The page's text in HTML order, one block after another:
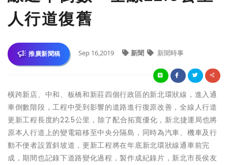
人行道復舊
推廣新聞稿 Sep 16,2019 新聞 新聞時事
橫跨新店、中和、板橋和新莊四個行政區的新北環狀線，進入通
車倒數階段，工程中受到影響的道路進行復原改善，全線人行道
更新工程長度約22.5公里，除了配合拓寬優化，新北捷運局也將
原本人行道上的變電箱移至中央分隔島，同時為汽車、機車及行
動不便者設置斜坡道，更新工程將在年底新北環狀線通車前完
成，期間也記錄下道路變化過程，製作成紀錄片，新北市長侯友